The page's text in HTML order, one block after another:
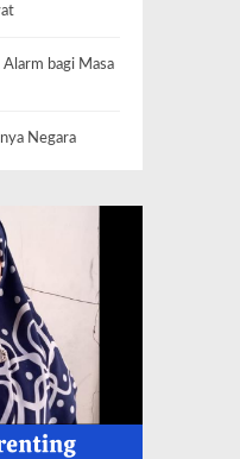
Alarm bagi Masa
Negara